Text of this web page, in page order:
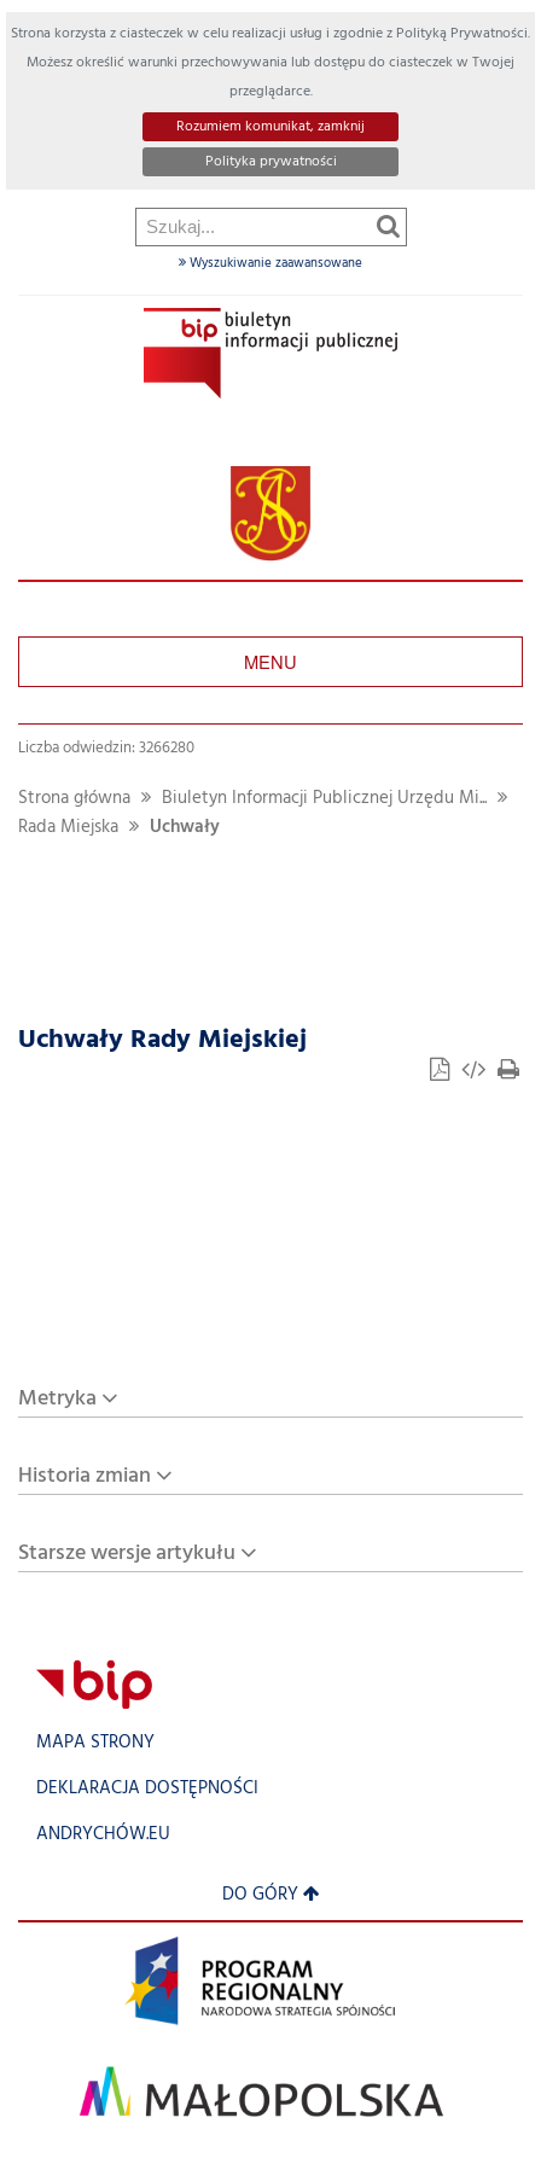
Strona korzysta z ciasteczek w celu realizacji usług i zgodnie z Polityką Prywatności.
Możesz określić warunki przechowywania lub dostępu do ciasteczek w Twojej
przeglądarce.
Rozumiem komunikat, zamknij
Polityka prywatności
Wyszukiwanie zaawansowane
MENU
Liczba odwiedzin: 3266280
Strona główna
Biuletyn Informacji Publicznej Urzędu Mi...
Rada Miejska
Uchwały
Uchwały Rady Miejskiej
Metryka
Historia zmian
Starsze wersje artykułu
MAPA STRONY
DEKLARACJA DOSTĘPNOŚCI
ANDRYCHÓW.EU
DO GÓRY